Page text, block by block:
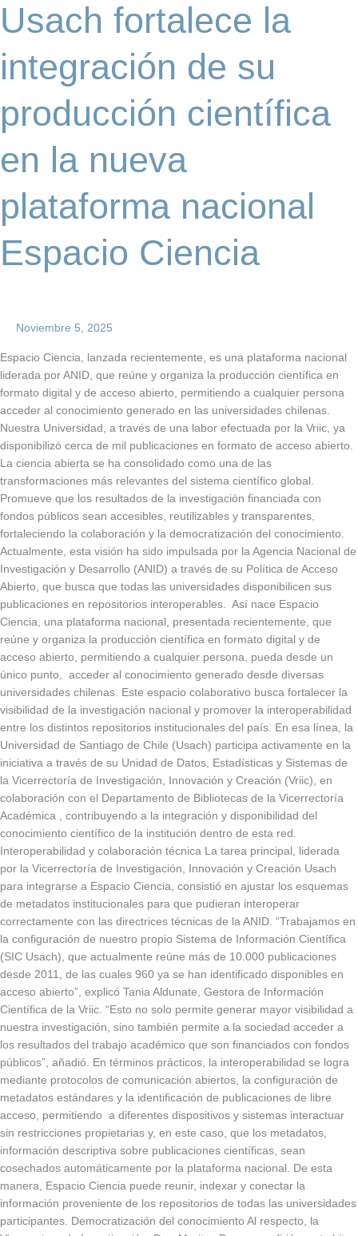
Usach fortalece la
integración de su
producción científica
en la nueva
plataforma nacional
Espacio Ciencia
Noviembre 5, 2025
Espacio Ciencia, lanzada recientemente, es una plataforma nacional
liderada por ANID, que reúne y organiza la producción científica en
formato digital y de acceso abierto, permitiendo a cualquier persona
acceder al conocimiento generado en las universidades chilenas.
Nuestra Universidad, a través de una labor efectuada por la Vriic, ya
disponibilizó cerca de mil publicaciones en formato de acceso abierto.
La ciencia abierta se ha consolidado como una de las
transformaciones más relevantes del sistema científico global.
Promueve que los resultados de la investigación financiada con
fondos públicos sean accesibles, reutilizables y transparentes,
fortaleciendo la colaboración y la democratización del conocimiento.
Actualmente, esta visión ha sido impulsada por la Agencia Nacional de
Investigación y Desarrollo (ANID) a través de su Política de Acceso
Abierto, que busca que todas las universidades disponibilicen sus
publicaciones en repositorios interoperables. Así nace Espacio
Ciencia, una plataforma nacional, presentada recientemente, que
reúne y organiza la producción científica en formato digital y de
acceso abierto, permitiendo a cualquier persona, pueda desde un
único punto, acceder al conocimiento generado desde diversas
universidades chilenas. Este espacio colaborativo busca fortalecer la
visibilidad de la investigación nacional y promover la interoperabilidad
entre los distintos repositorios institucionales del país. En esa línea, la
Universidad de Santiago de Chile (Usach) participa activamente en la
iniciativa a través de su Unidad de Datos, Estadísticas y Sistemas de
la Vicerrectoría de Investigación, Innovación y Creación (Vriic), en
colaboración con el Departamento de Bibliotecas de la Vicerrectoría
Académica , contribuyendo a la integración y disponibilidad del
conocimiento científico de la institución dentro de esta red.
Interoperabilidad y colaboración técnica La tarea principal, liderada
por la Vicerrectoría de Investigación, Innovación y Creación Usach
para integrarse a Espacio Ciencia, consistió en ajustar los esquemas
de metadatos institucionales para que pudieran interoperar
correctamente con las directrices técnicas de la ANID. “Trabajamos en
la configuración de nuestro propio Sistema de Información Científica
(SIC Usach), que actualmente reúne más de 10.000 publicaciones
desde 2011, de las cuales 960 ya se han identificado disponibles en
acceso abierto”, explicó Tania Aldunate, Gestora de Información
Científica de la Vriic. “Esto no solo permite generar mayor visibilidad a
nuestra investigación, sino también permite a la sociedad acceder a
los resultados del trabajo académico que son financiados con fondos
públicos”, añadió. En términos prácticos, la interoperabilidad se logra
mediante protocolos de comunicación abiertos, la configuración de
metadatos estándares y la identificación de publicaciones de libre
acceso, permitiendo a diferentes dispositivos y sistemas interactuar
sin restricciones propietarias y, en este caso, que los metadatos,
información descriptiva sobre publicaciones científicas, sean
cosechados automáticamente por la plataforma nacional. De esta
manera, Espacio Ciencia puede reunir, indexar y conectar la
información proveniente de los repositorios de todas las universidades
participantes. Democratización del conocimiento Al respecto, la
en
la
plataforma
nacional
Ciencia